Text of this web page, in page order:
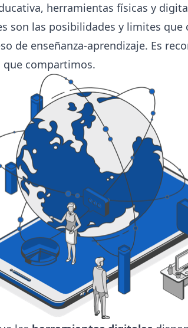
herramientas físicas y
son las posibilidades y limites que
de enseñanza-aprendizaje. Es
que compartimos.